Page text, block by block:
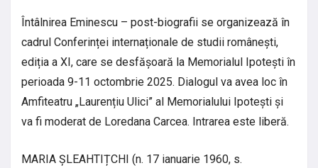
Întâlnirea Eminescu – post-biografii se organizează în
cadrul Conferinței internaționale de studii românești,
ediția a XI, care se desfășoară la Memorialul Ipotești în
perioada 9-11 octombrie 2025. Dialogul va avea loc în
Amfiteatru „Laurențiu Ulici” al Memorialului Ipotești și
va fi moderat de Loredana Carcea. Intrarea este liberă.
MARIA ȘLEAHTIȚCHI (n. 17 ianuarie 1960, s.